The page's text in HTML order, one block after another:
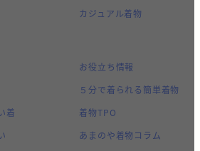
カジュアル着物
着
お役立ち情報
５分で着られる簡単着物
着物TPO
あまのや着物コラム